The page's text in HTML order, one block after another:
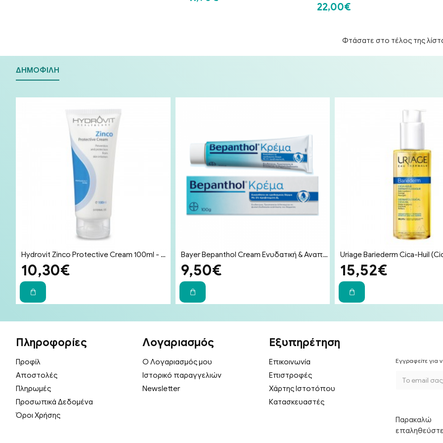
22,00€
Φτάσατε στο τέλος της
ΔΗΜΟΦΙΛΉ
Hydrovit Zinco Protective Cream 100ml - Κρέμα με Ψευδάργυρο για Εγκαύματα, Κατακλίσεις, Δερματολογικές Επεμβάσεις, Συγκάματα και Ερεθισμούς
10,30€
Bayer Bepanthol Cream Ενυδατική & Αναπλαστική Κρέμα Προσώπου & Σώματος για Δέρμα Ευαίσθητο σε Ερεθισμούς 100g
9,50€ 15,52€
Πληροφορίες
Προφίλ
Αποστολές
Πληρωμές
Προσωπικά Δεδομένα
Όροι Χρήσης
Λογαριασμός
Ο Λογαριασμός μου
Ιστορικό παραγγελιών
Newsletter
Εξυπηρέτηση
Επικοινωνία
Επιστροφές
Χάρτης Ιστοτόπου
Κατασκευαστές
Εγγραφείτε για
Παρακαλώ